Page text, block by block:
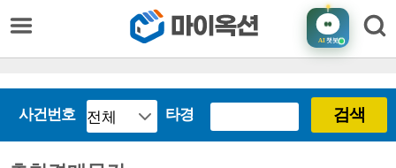
AI챗봇
사건번호 타경 검색